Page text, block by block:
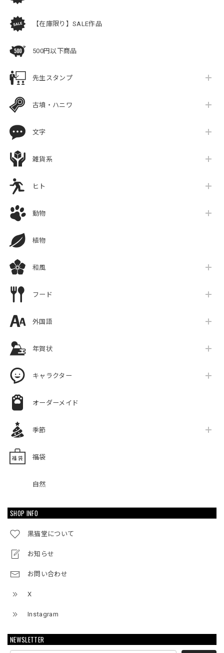
【在庫限り】SALE作品
500円以下商品
先生スタンプ
古墳・ハニワ
文字
雑貨系
ヒト
動物
植物
和風
フード
外国語
年賀状
キャラクター
オーダーメイド
季節
福袋
自然
SHOP INFO
黒猫堂について
お知らせ
お問い合わせ
X
Instagram
NEWSLETTER